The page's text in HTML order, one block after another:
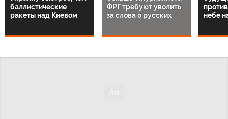
баллистические
ракеты над Киевом
ФРГ требуют уволить
за слова о русских
небе